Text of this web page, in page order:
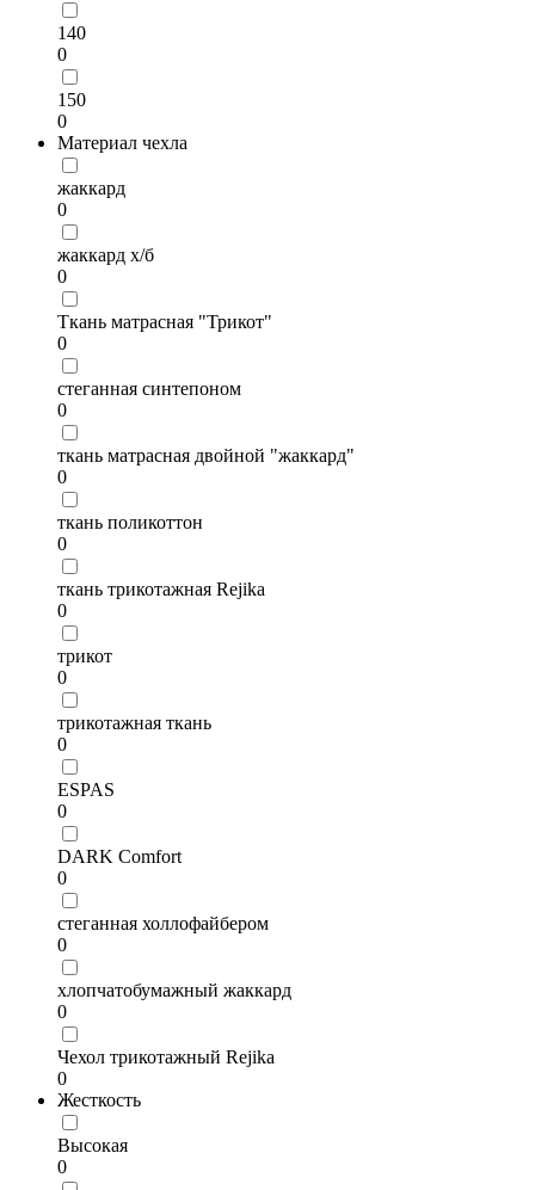
140
0
150
0
Материал чехла
жаккард
0
жаккард х/б
0
Ткань матрасная "Трикот"
0
стеганная синтепоном
0
ткань матрасная двойной "жаккард"
0
ткань поликоттон
0
ткань трикотажная Rejika
0
трикот
0
трикотажная ткань
0
ESPAS
0
DARK Comfort
0
стеганная холлофайбером
0
хлопчатобумажный жаккард
0
Чехол трикотажный Rejika
0
Жесткость
Высокая
0